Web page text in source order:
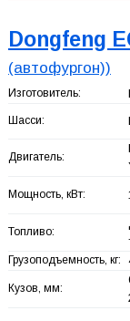
Dongfeng
(автофургон))
Изготовитель:
Шасси:
Двигатель:
Мощность, кВт:
Топливо:
Грузоподъемность, кг:
Кузов, мм: